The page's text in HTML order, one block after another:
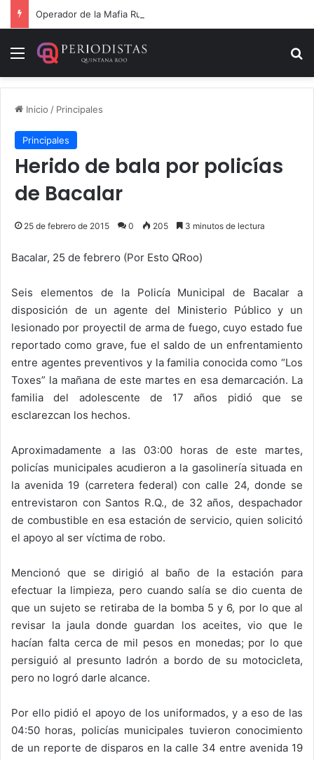
Menú
Inicio / Principales
Principales
Herido de bala por policías
de Bacalar
25 de febrero de 2015 0 205 3 minutos de lectura
Bacalar, 25 de febrero (Por Esto QRoo)
Seis elementos de la Policía Municipal de Bacalar a
disposición de un agente del Ministerio Público y un
lesionado por proyectil de arma de fuego, cuyo estado fue
reportado como grave, fue el saldo de un enfrentamiento
entre agentes preventivos y la familia conocida como “Los
Toxes” la mañana de este martes en esa demarcación. La
familia del adolescente de 17 años pidió que se
esclarezcan los hechos.
Aproximadamente a las 03:00 horas de este martes,
policías municipales acudieron a la gasolinería situada en
la avenida 19 (carretera federal) con calle 24, donde se
entrevistaron con Santos R.Q., de 32 años, despachador
de combustible en esa estación de servicio, quien solicitó
el apoyo al ser víctima de robo.
Mencionó que se dirigió al baño de la estación para
efectuar la limpieza, pero cuando salía se dio cuenta de
que un sujeto se retiraba de la bomba 5 y 6, por lo que al
revisar la jaula donde guardan los aceites, vio que le
hacían falta cerca de mil pesos en monedas; por lo que
persiguió al presunto ladrón a bordo de su motocicleta,
pero no logró darle alcance.
Por ello pidió el apoyo de los uniformados, y a eso de las
04:50 horas, policías municipales tuvieron conocimiento
de un reporte de disparos en la calle 34 entre avenida 19